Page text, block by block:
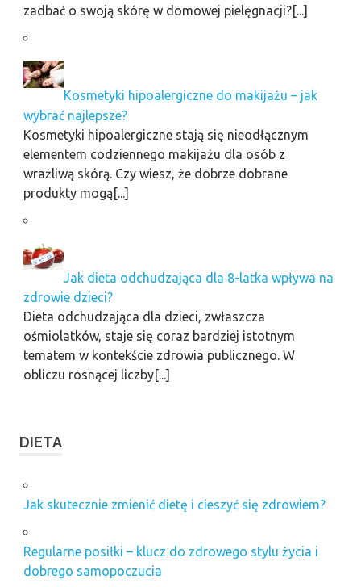
zadbać o swoją skórę w domowej pielęgnacji?[...]
Kosmetyki hipoalergiczne do makijażu – jak
wybrać najlepsze?
Kosmetyki hipoalergiczne stają się nieodłącznym
elementem codziennego makijażu dla osób z
wrażliwą skórą. Czy wiesz, że dobrze dobrane
produkty mogą[...]
Jak dieta odchudzająca dla 8-latka wpływa na
zdrowie dzieci?
Dieta odchudzająca dla dzieci, zwłaszcza
ośmiolatków, staje się coraz bardziej istotnym
tematem w kontekście zdrowia publicznego. W
obliczu rosnącej liczby[...]
DIETA
Jak skutecznie zmienić dietę i cieszyć się zdrowiem?
Regularne posiłki – klucz do zdrowego stylu życia i
dobrego samopoczucia